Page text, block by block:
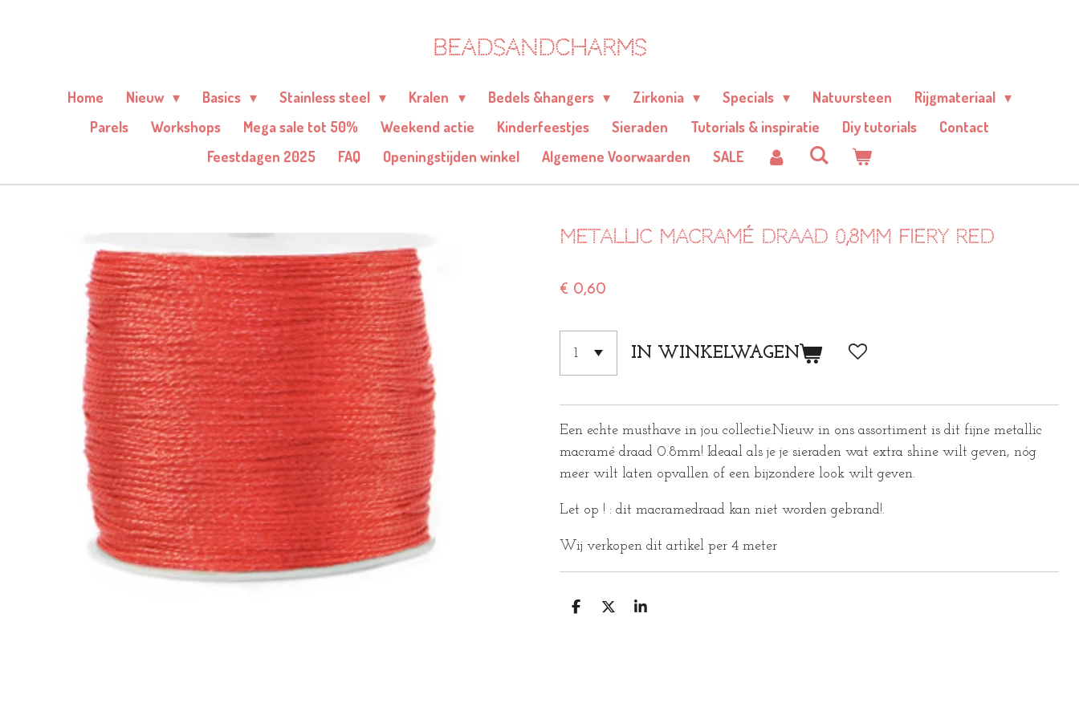
hoofdinhoud
BEADSANDCHARMS
Home Nieuw Basics Stainless steel Kralen Bedels &hangers Zirkonia Specials Natuursteen
Rijgmateriaal
Parels
Workshops Mega sale tot 50% Weekend actie Kinderfeestjes Sieraden Tutorials & inspiratie Diy tutorials
Contact
Feestdagen 2025
FAQ Openingstijden winkel Algemene Voorwaarden SALE
Metallic macramé draad 0,8mm Fiery red
€ 0,60
IN WINKELWAGEN
Een echte musthave in jou collectie.Nieuw in ons assortiment is dit fijne metallic
macramé draad 0.8mm! Ideaal als je je sieraden wat extra shine wilt geven, nóg
meer wilt laten opvallen of een bijzondere look wilt geven.
Let op ! : dit macramedraad kan niet worden gebrand!.
Wij verkopen dit artikel per 4 meter
D
D
S